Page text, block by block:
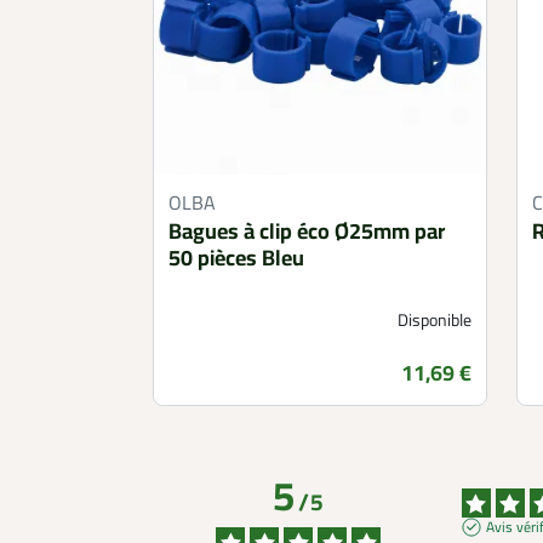
OLBA
Bagues à clip éco Ø25mm par
50 pièces Bleu
Disponible
Prix
11,69 €
5/5
Avis